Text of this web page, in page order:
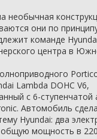
необычная
они по
команде
центра в
Lambda DOHC V6,
с 6-
Автомобиль
Hyundai: два
мощность в